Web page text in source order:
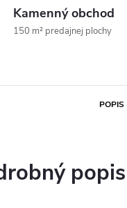
Kamenný obchod
150 m² predajnej plochy
POPIS
popis